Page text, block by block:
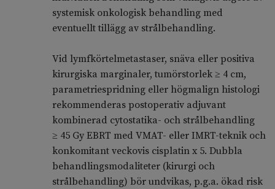
systemisk onkologisk behandling med
eventuellt tillägg av strålbehandling.
Vid lymfkörtelmetastaser, snäva eller positiva
kirurgiska marginaler, tumörstorlek ≥ 4 cm,
parametriespridning eller högmalign histologi
rekommenderas postoperativ adjuvant
kombinerad cytostatika- och strålbehandling
≥ 45 Gy EBRT med VMAT- eller IMRT-teknik och
konkomitant veckovis cisplatin x 5. Dubbla
behandlingsmodaliteter (kirurgi och
strålbehandling) bör undvikas, p.g.a. ökad risk